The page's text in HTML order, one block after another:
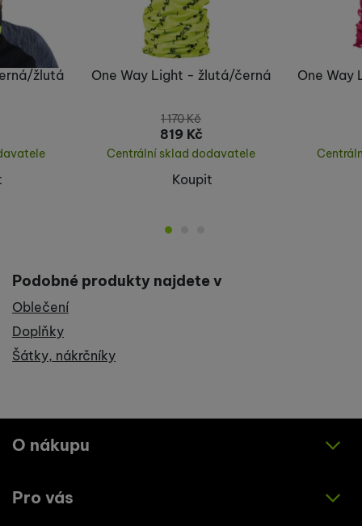
One Way Light - žlutá/černá
1 170Kč
819 Kč
Centrální sklad dodavatele
Koupit
One
žlutá
Podobné produkty najdete v
Oblečení
Doplňky
Šátky, nákrčníky
O nákupu
Jak nakupovat
Pro vás